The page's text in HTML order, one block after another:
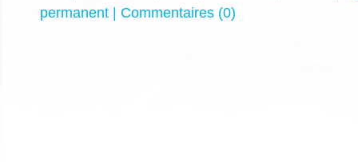
permanent | Commentaires (0)